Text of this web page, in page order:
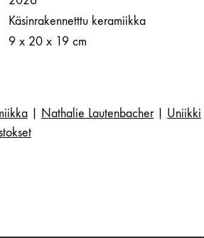
Käsinrakennetttu keramiikka
9 x 20 x 19 cm
Nathalie Lautenbacher| Uniikki